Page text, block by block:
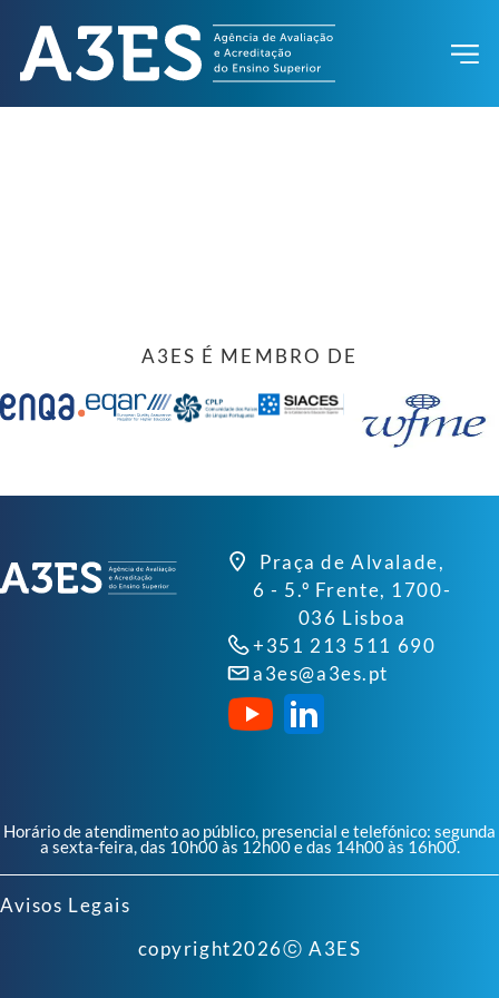
A3ES É MEMBRO DE
Praça de Alvalade,
6 - 5.º Frente, 1700-
036 Lisboa
+351 213 511 690
a3es@a3es.pt
Horário de atendimento ao público, presencial e telefónico: segunda
a sexta-feira, das 10h00 às 12h00 e das 14h00 às 16h00.
Avisos Legais
copyright2026ⓒ A3ES